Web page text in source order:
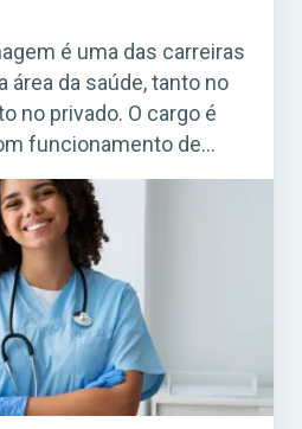
é uma das carreiras
área da saúde, tanto no
no privado. O cargo é
funcionamento de
de saúde e
Esses profissionais
cuidado com os
à equipe médica.